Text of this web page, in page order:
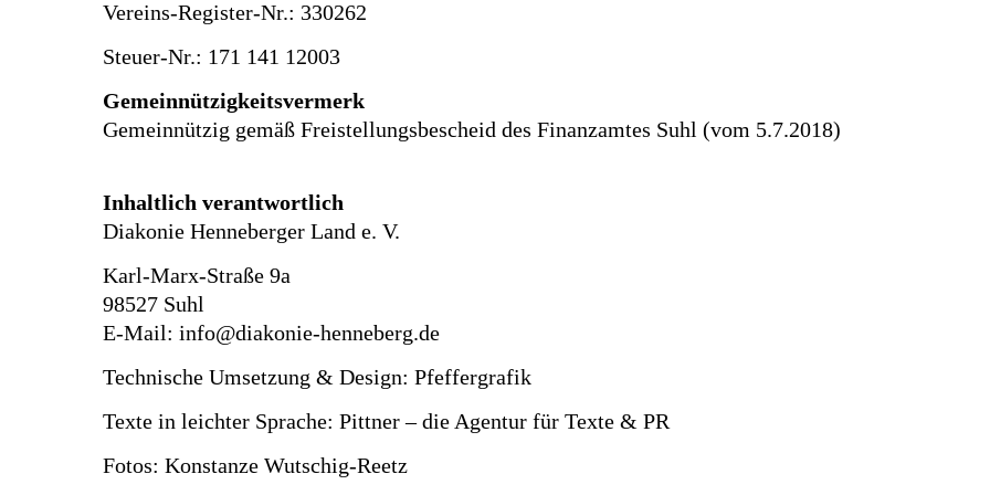
Vereins-Register-Nr.: 330262
Steuer-Nr.: 171 141 12003
Gemeinnützigkeitsvermerk
Gemeinnützig gemäß Freistellungsbescheid des Finanzamtes Suhl (vom 5.7.2018)
Inhaltlich verantwortlich
Diakonie Henneberger Land e. V.
Karl-Marx-Straße 9a
98527 Suhl
E-Mail: info@diakonie-henneberg.de
Technische Umsetzung & Design: Pfeffergrafik
Texte in leichter Sprache: Pittner – die Agentur für Texte & PR
Fotos: Konstanze Wutschig-Reetz